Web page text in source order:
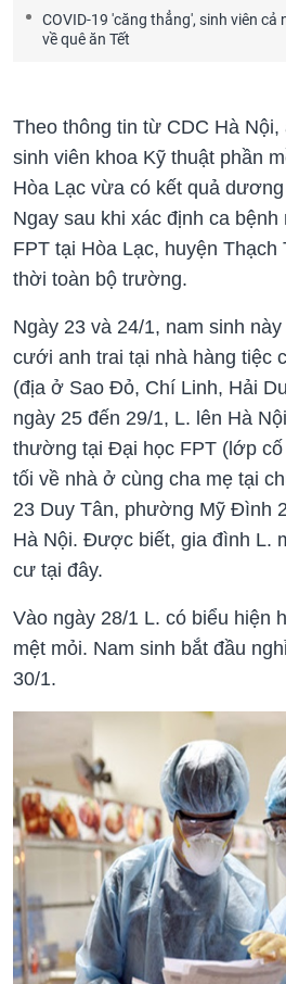
COVID-19 'căng thẳng', sinh viên cả
về quê ăn Tết
Theo thông tin từ CDC Hà Nội,
sinh viên khoa Kỹ thuật phần
Hòa Lạc vừa có kết quả
Ngay sau khi xác định ca
FPT tại Hòa Lạc, huyện Thạch
thời toàn bộ trường.
Ngày 23 và 24/1, nam sinh này
cưới anh trai tại nhà hàng tiệc
(địa ở Sao Đỏ, Chí Linh, Hải
ngày 25 đến 29/1, L. lên Hà
thường tại Đại học FPT (lớp cố
tối về nhà ở cùng cha mẹ tại
23 Duy Tân, phường Mỹ Đình
Hà Nội. Được biết, gia đình L.
cư tại đây.
Vào ngày 28/1 L. có biểu hiện
mệt mỏi. Nam sinh bắt đầu
30/1.